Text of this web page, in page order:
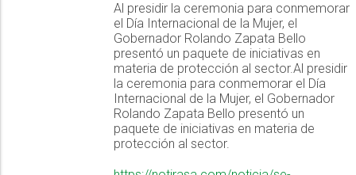
Al presidir la ceremonia para conmemorar
el Día Internacional de la Mujer, el
Gobernador Rolando Zapata Bello
presentó un paquete de iniciativas en
materia de protección al sector.Al presidir
la ceremonia para conmemorar el Día
Internacional de la Mujer, el Gobernador
Rolando Zapata Bello presentó un
paquete de iniciativas en materia de
protección al sector.